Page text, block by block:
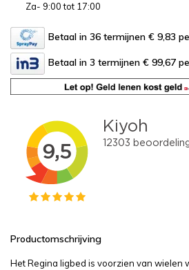
Za- 9:00 tot 17:00
Betaal in 36 termijnen € 9,83
Betaal in 3 termijnen € 99,67
Productomschrijving
Het Regina ligbed is voorzien van wielen